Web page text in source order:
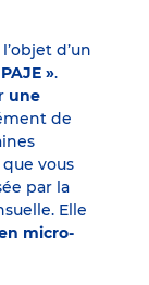
d’un
».
une
de
vous
par la
Elle
micro-